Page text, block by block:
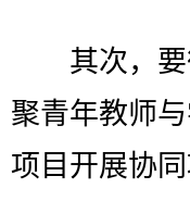
其次，要
聚青年教师
项目开展协